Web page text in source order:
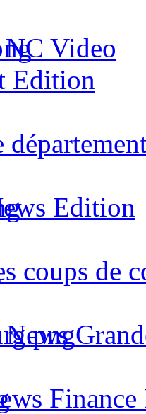
Video
Edition
Edition
coups de
News
Finance